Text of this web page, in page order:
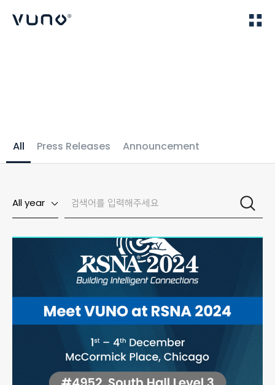
All Press Releases Announcement
All year